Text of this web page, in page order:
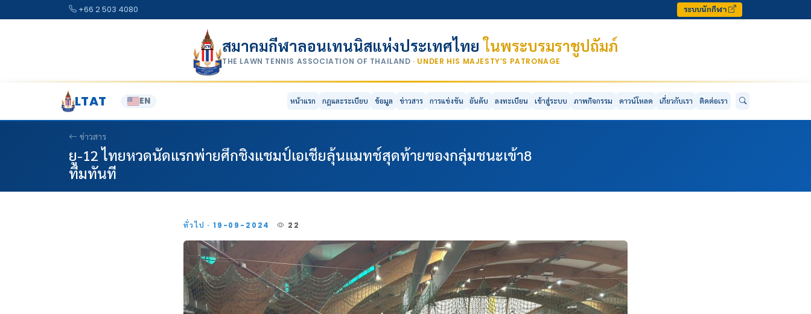
+66 2 503 4080 ระบบนักกีฬา
สมาคมกีฬาลอนเทนนิสแห่งประเทศไทยในพระบรมราชูปถัมภ์
THE LAWN TENNIS ASSOCIATION OF THAILAND · UNDER HIS MAJESTY’S PATRONAGE
LTAT EN หน้าแรก กฎและระเบียบ ข้อมูล ข่าวสาร การแข่งขัน อันดับ ลงทะเบียน เข้าสู่ระบบ ภาพกิจกรรม ดาวน์โหลด เกี่ยวกับเรา ติดต่อเรา
ข่าวสาร
ยู-12 ไทยหวดนัดแรกพ่ายศึกชิงแชมป์เอเชียลุ้นแมทช์สุดท้ายของกลุ่มชนะเข้า8
ทีมทันที
ทั่วไป · 19-09-2024 22